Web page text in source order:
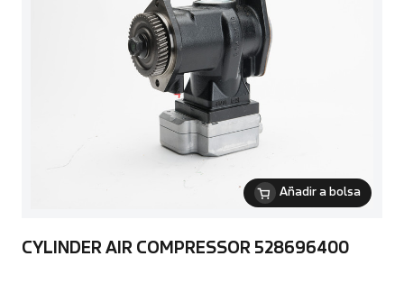
Añadir a bolsa
CYLINDER AIR COMPRESSOR 528696400